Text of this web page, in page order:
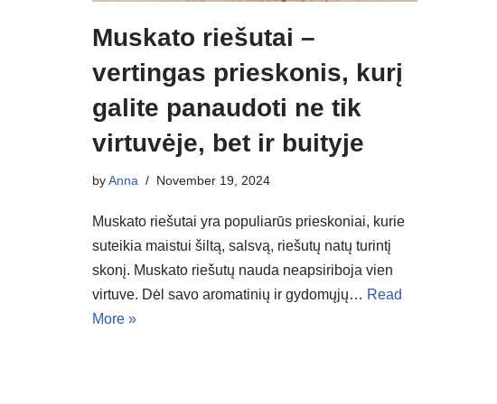
Muskato riešutai –
vertingas prieskonis, kurį
galite panaudoti ne tik
virtuvėje, bet ir buityje
byAnna November 19, 2024
Muskato riešutai yra populiarūs prieskoniai, kurie
suteikia maistui šiltą, salsvą, riešutų natų turintį
skonį. Muskato riešutų nauda neapsiriboja vien
virtuve. Dėl savo aromatinių ir gydomųjų… Read
More »